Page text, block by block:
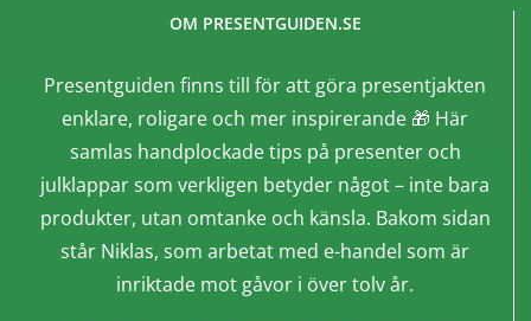
OM PRESENTGUIDEN.SE
Presentguiden finns till för att göra presentjakten
enklare, roligare och mer inspirerande 🎁 Här
samlas handplockade tips på presenter och
julklappar som verkligen betyder något – inte bara
produkter, utan omtanke och känsla. Bakom sidan
står Niklas, som arbetat med e-handel som är
inriktade mot gåvor i över tolv år.